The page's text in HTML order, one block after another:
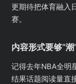
更期待把体育融入
赛。
内容形式要够“潮
记得去年NBA全明
结果话题阅读量直